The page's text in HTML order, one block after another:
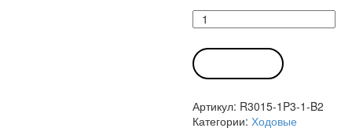
Количество
товара
Ходовой
кран
R3015-
1-
B2
Артикул: R3015-1P3-1-B2
Категории: Ходовые